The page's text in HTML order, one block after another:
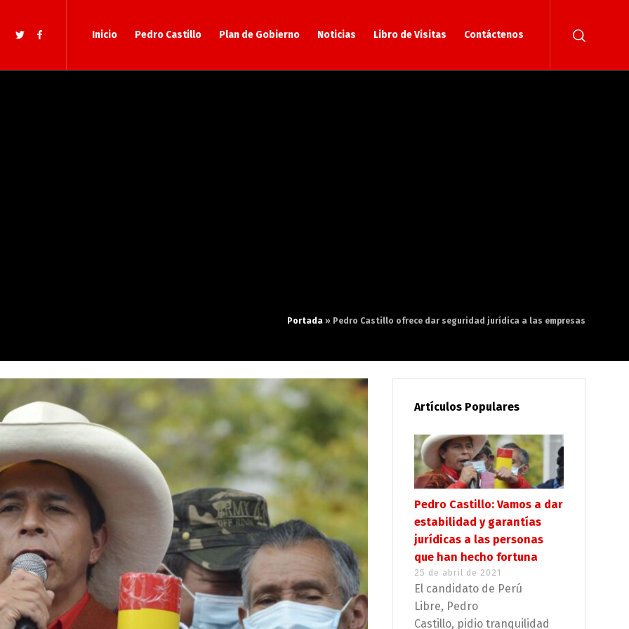
Inicio Pedro Castillo Plan de Gobierno Noticias Libro de Visitas Contáctenos
Portada » Pedro Castillo ofrece dar seguridad jurídica a las empresas
Artículos Populares
Pedro Castillo: Vamos a dar
estabilidad y garantías
jurídicas a las personas
que han hecho fortuna
25 de abril de 2021
El candidato de Perú
Libre, Pedro
Castillo, pidio tranquilidad